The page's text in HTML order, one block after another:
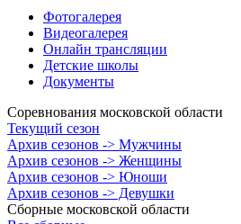
Фотогалерея
Видеогалерея
Онлайн трансляции
Детские школы
Документы
Соревнования московской области
Текущий сезон
Архив сезонов -> Мужчины
Архив сезонов -> Женщины
Архив сезонов -> Юноши
Архив сезонов -> Девушки
Сборные московской области